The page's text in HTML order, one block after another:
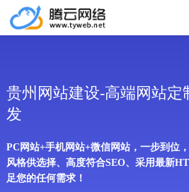
贵州网站建设-高端网站定
发
PC网站+手机网站+微信网站，一步到位
风格供选择、高度符合SEO、采用最新
足您的任何需求！